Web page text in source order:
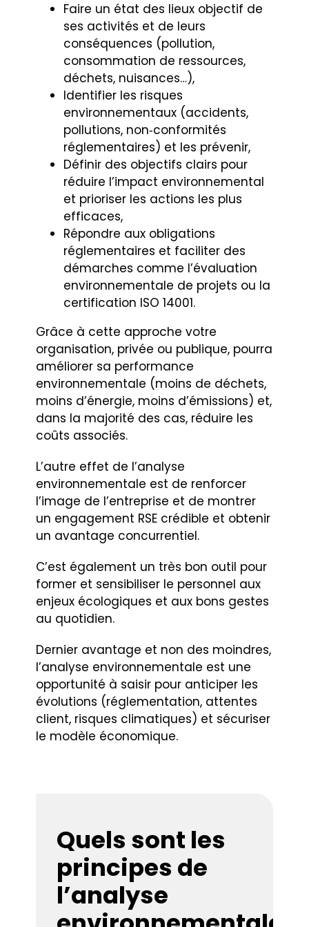
Faire un état des lieux objectif de
ses activités et de leurs
conséquences (pollution,
consommation de ressources,
déchets, nuisances…),
Identifier les risques
environnementaux (accidents,
pollutions, non‑conformités
réglementaires) et les prévenir,
Définir des objectifs clairs pour
réduire l’impact environnemental
et prioriser les actions les plus
efficaces,
Répondre aux obligations
réglementaires et faciliter des
démarches comme l’évaluation
environnementale de projets ou la
certification ISO 14001.
Grâce à cette approche votre
organisation, privée ou publique, pourra
améliorer sa performance
environnementale (moins de déchets,
moins d’énergie, moins d’émissions) et,
dans la majorité des cas, réduire les
coûts associés.
L’autre effet de l’analyse
environnementale est de renforcer
l’image de l’entreprise et de montrer
un engagement RSE crédible et obtenir
un avantage concurrentiel.
C’est également un très bon outil pour
former et sensibiliser le personnel aux
enjeux écologiques et aux bons gestes
au quotidien.
Dernier avantage et non des moindres,
l’analyse environnementale est une
opportunité à saisir pour anticiper les
évolutions (réglementation, attentes
client, risques climatiques) et sécuriser
le modèle économique.
Quels sont les
principes de
l’analyse